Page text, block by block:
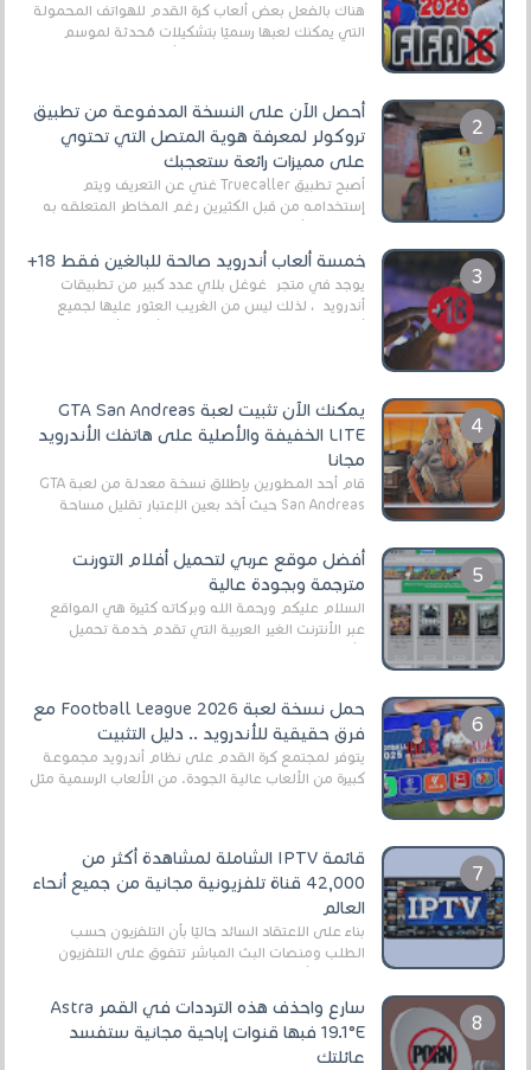
هناك بالفعل بعض ألعاب كرة القدم للهواتف المحمولة
التي يمكنك لعبها رسميًا بتشكيلات مُحدثة لموسم
أحصل الآن على النسخة المدفوعة من تطبيق
تروكولر لمعرفة هوية المتصل التي تحتوي
على مميزات رائعة ستعجبك
أصبح تطبيق Truecaller غني عن التعريف ويتم
إستخدامه من قبل الكثيرين رغم المخاطر المتعلقه به
خمسة ألعاب أندرويد صالحة للبالغين فقط 18+
يوجد في متجر غوغل بلاي عدد كبير من تطبيقات
أندرويد ، لذلك ليس من الغريب العثور عليها لجميع
يمكنك الآن تثبيت لعبة GTA San Andreas
LITE الخفيفة والأصلية على هاتفك الأندرويد
مجانا
قام أحد المطورين بإطلاق نسخة معدلة من لعبة GTA
San Andreas حيث أخد بعين الإعتبار تقليل مساحة
أفضل موقع عربي لتحميل أفلام التورنت
مترجمة وبجودة عالية
السلام عليكم ورحمة الله وبركاته كثيرة هي المواقع
عبر الأنترنت الغير العربية التي تقدم خدمة تحميل
حمل نسخة لعبة Football League 2026 مع
فرق حقيقية للأندرويد .. دليل التثبيت
يتوفر لمجتمع كرة القدم على نظام أندرويد مجموعة
كبيرة من الألعاب عالية الجودة. من الألعاب الرسمية مثل
قائمة IPTV الشاملة لمشاهدة أكثر من
42,000 قناة تلفزيونية مجانية من جميع أنحاء
العالم
بناءً على الاعتقاد السائد حاليًا بأن التلفزيون حسب
الطلب ومنصات البث المباشر تتفوق على التلفزيون
سارع واحذف هذه الترددات في القمر Astra
19.1°E فبها قنوات إباحية مجانية ستفسد
عائلتك